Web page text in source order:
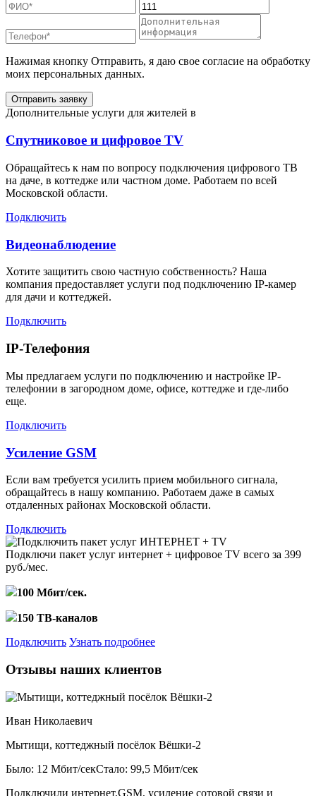
Нажимая кнопку Отправить, я даю свое согласие на обработку
моих персональных данных.
Отправить заявку
Дополнительные услуги для жителей в
Спутниковое и цифровое TV
Обращайтесь к нам по вопросу подключения цифрового ТВ
на даче, в коттедже или частном доме. Работаем по всей
Московской области.
Подключить
Видеонаблюдение
Хотите защитить свою частную собственность? Наша
компания предоставляет услуги под подключению IP-камер
для дачи и коттеджей.
Подключить
IP-Телефония
Мы предлагаем услуги по подключению и настройке IP-
телефонии в загородном доме, офисе, коттедже и где-либо
еще.
Подключить
Усиление GSM
Если вам требуется усилить прием мобильного сигнала,
обращайтесь в нашу компанию. Работаем даже в самых
отдаленных районах Московской области.
Подключить
Подключи пакет услуг интернет + цифровое TV всего за 399
руб./мес.
100 Мбит/сек.
150 ТВ-каналов
Подключить Узнать подробнее
Отзывы наших клиентов
Иван Николаевич
Мытищи, коттеджный посёлок Вёшки-2
Было: 12 Мбит/секСтало: 99,5 Мбит/сек
Подключили интернет,GSM, усиление сотовой связи и